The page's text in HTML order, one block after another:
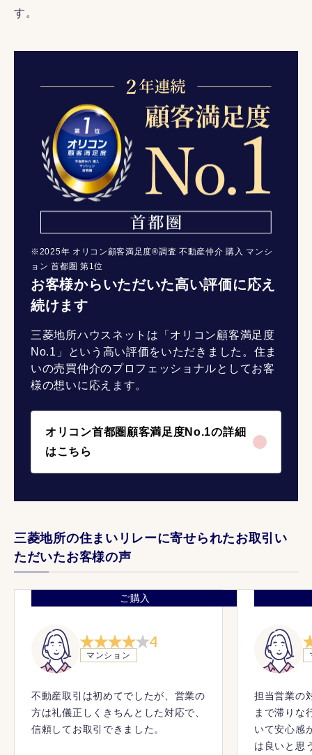
す。
お客様からいただいた高い評価に応え
続けます
三菱地所ハウスネットは「オリコン顧客満足度
No.1」という高い評価をいただきました。住ま
いの売買仲介のプロフェッショナルとしてお客
様の想いに応えます。
オリコン首都圏顧客満足度No.1の詳細
はこちら
※2025年 オリコン顧客満足度®調査 不動産仲介 購入 マンシ
ョン 首都圏 第1位
三菱地所の住まいリレーに寄せられたお取引い
ただいたお客様の声
ご購入
4
マンション
不動産取引は初めてでしたが、営業の
方は礼儀正しくきちんとした対応で、
信頼してお取引できました。
担当営業の
まで滞りな
いて安心感
は良いと思